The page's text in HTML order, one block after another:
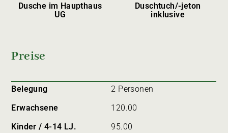
Dusche im Haupthaus
UG
Duschtuch/-jeton
inklusive
Preise
Belegung
2 Personen
Erwachsene
120.00
Kinder / 4-14 LJ.
95.00